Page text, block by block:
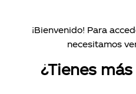
¡Bienvenido! Para
necesitamos
¿Tienes